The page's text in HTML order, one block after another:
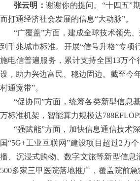
张云明： 谢谢你的提问。“十四五”
而打通经济社会发展的信息“大动脉”。
“广覆盖”方面，建成全球技术领先
到千兆城市标准。开展“信号升格”专项
施电信普遍服务，累计支持全国13万个
设，助力兴边富民、稳边固边。截至今
村通宽带”。
“促协同”方面，统筹各类新型信息
万标准机架，智能算力规模达
“强赋能”方面，加快信息通信技术
国“5G+工业互联网”建设项目超过2万
播、沉浸式购物、数字文旅等新型信息
500多家三甲医院落地推广，覆盖院前